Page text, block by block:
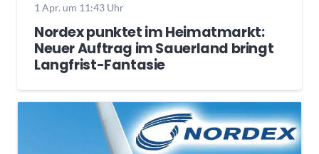
1 Apr. um 11:43 Uhr
Nordex punktet im Heimatmarkt:
Neuer Auftrag im Sauerland bringt
Langfrist-Fantasie